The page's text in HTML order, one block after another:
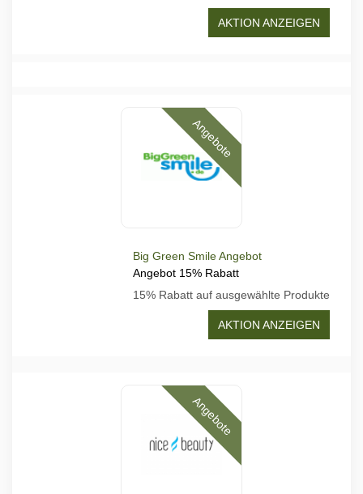
AKTION ANZEIGEN
Angebote
Big Green Smile Angebot
Angebot 15% Rabatt
15% Rabatt auf ausgewählte Produkte
AKTION ANZEIGEN
Angebote